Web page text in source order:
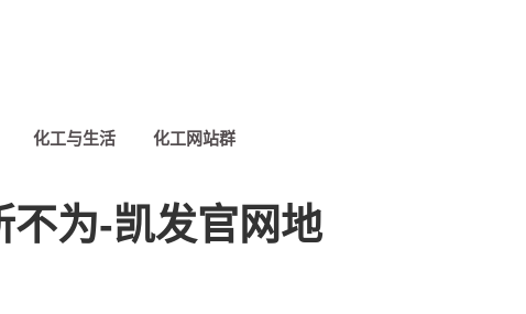
化工与生活 化工网站群
不为-凯发官网地